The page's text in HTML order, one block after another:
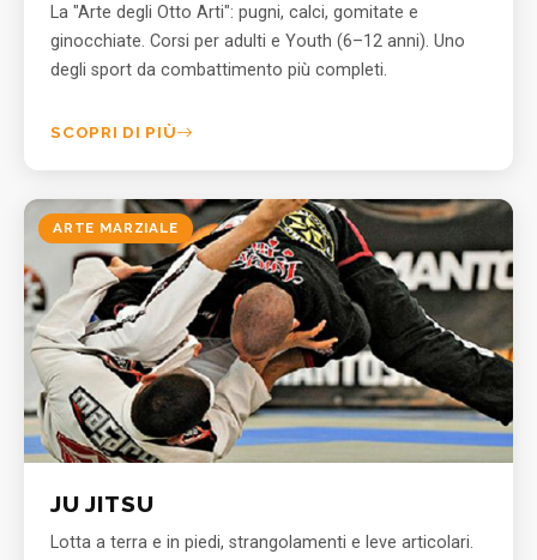
La "Arte degli Otto Arti": pugni, calci, gomitate e
ginocchiate. Corsi per adulti e Youth (6–12 anni). Uno
degli sport da combattimento più completi.
SCOPRI DI PIÙ
ARTE MARZIALE
JU JITSU
Lotta a terra e in piedi, strangolamenti e leve articolari.